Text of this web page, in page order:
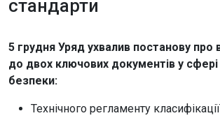
стандарти
5 грудня Уряд ухвалив постанову про
до двох ключових документів у сфері
безпеки:
Технічного регламенту